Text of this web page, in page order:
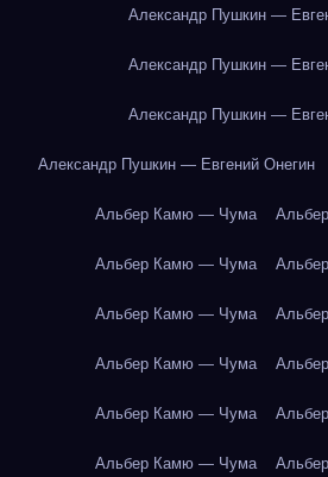
Александр Пушкин —
Александр Пушкин —
Александр Пушкин —
Александр Пушкин — Евгений Онегин
Альбер Камю — Чума
Альбер Камю — Чума
Альбер Камю — Чума
Альбер Камю — Чума
Альбер Камю — Чума
Альбер Камю — Чума